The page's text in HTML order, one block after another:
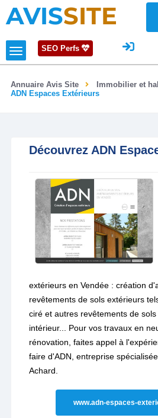
AVISSITE
SEO Perfs
Annuaire Avis Site
Immobilier et
ADN Espaces Extérieurs
Découvrez ADN
extérieurs en Vendée : création
revêtements de sols extérieurs
ciré et autres revêtements de
intérieur... Pour vos travaux en
rénovation, faites appel à
faire d'ADN, entreprise
Achard.
www.adn-espaces-